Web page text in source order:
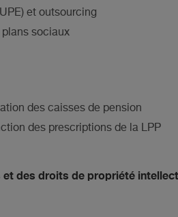
et outsourcing
sociaux
des caisses de pension
des prescriptions de la LPP
et des droits de propriété